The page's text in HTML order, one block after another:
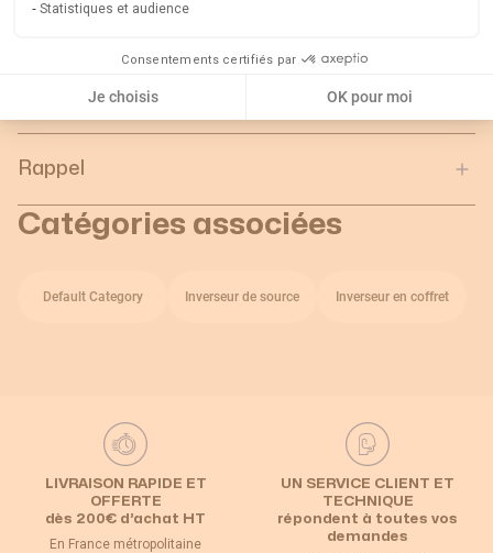
Statistiques et audience
Consentements certifiés par
Je choisis OK pour moi
Longueur de l'unité
d'emballage :
Rappel
Catégories associées
Default Category Inverseur de source Inverseur en coffret
LIVRAISON RAPIDE ET
OFFERTE
dès 200€ d’achat HT
En France métropolitaine
UN SERVICE CLIENT ET
TECHNIQUE
répondent à toutes vos
demandes